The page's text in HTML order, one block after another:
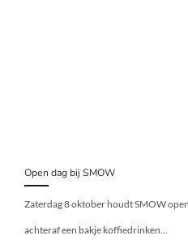
Open dag bij SMOW
Zaterdag 8 oktober houdt SMOW
achteraf een bakje koffiedrinken...